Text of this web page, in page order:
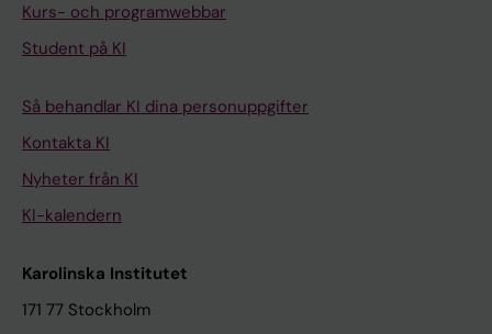
Kurs- och programwebbar
Student på KI
Så behandlar KI dina personuppgifter
Kontakta KI
Nyheter från KI
KI-kalendern
Karolinska Institutet
171 77 Stockholm